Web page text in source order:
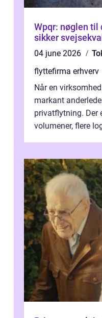
Wpqr: nøglen til
sikker
04 june 2026
flyttefirma erhverv
Når en
markant
privatflytning. Der
volumener, flere